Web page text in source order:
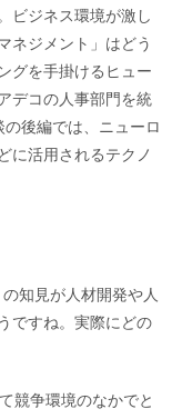
ビジネス環境が激し
ネジメント」はどう
グを手掛けるヒュー
デコの人事部門を統
後編では、ニューロ
に活用されるテクノ
知見が人材開発や人
ですね。実際にどの
競争環境のなかでと